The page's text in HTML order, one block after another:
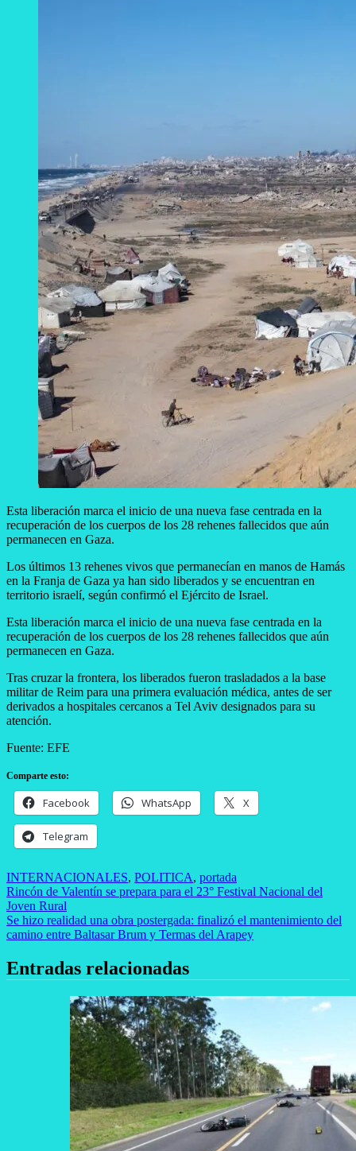
Esta liberación marca el inicio de una nueva fase centrada en la
recuperación de los cuerpos de los 28 rehenes fallecidos que aún
permanecen en Gaza.
Los últimos 13 rehenes vivos que permanecían en manos de Hamás
en la Franja de Gaza ya han sido liberados y se encuentran en
territorio israelí, según confirmó el Ejército de Israel.
Esta liberación marca el inicio de una nueva fase centrada en la
recuperación de los cuerpos de los 28 rehenes fallecidos que aún
permanecen en Gaza.
Tras cruzar la frontera, los liberados fueron trasladados a la base
militar de Reim para una primera evaluación médica, antes de ser
derivados a hospitales cercanos a Tel Aviv designados para su
atención.
Fuente: EFE
Comparte esto:
Facebook WhatsApp X
Telegram
INTERNACIONALES, POLITICA, portada
Navegación
de
entradas
Rincón de Valentín se prepara para el 23° Festival Nacional del
Joven Rural
Se hizo realidad una obra postergada: finalizó el mantenimiento del
camino entre Baltasar Brum y Termas del Arapey
Entradas relacionadas